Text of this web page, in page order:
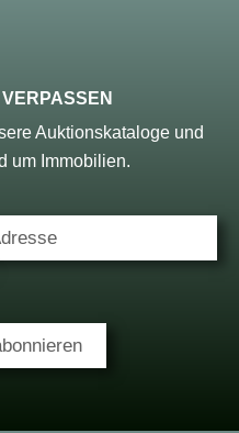
Auktionskataloge und
um Immobilien.